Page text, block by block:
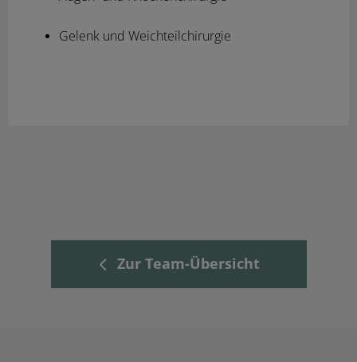
Gelenk und Weichteilchirurgie
Zur Team-Übersicht